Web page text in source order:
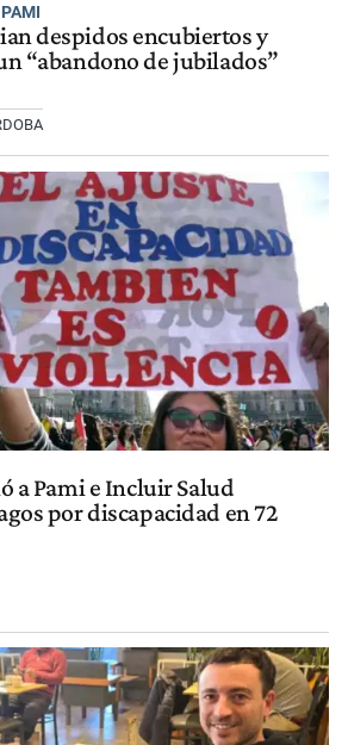
despidos encubiertos y
“abandono de jubilados”
a Pami e Incluir Salud
por discapacidad en 72